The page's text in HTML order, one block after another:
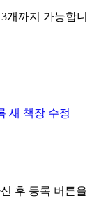
개까지 가능합니
새 책장 수정
후 등록 버튼을